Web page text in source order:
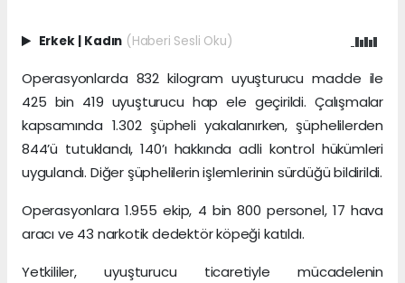
Erkek | Kadın (Haberi Sesli Oku)
Operasyonlarda 832 kilogram uyuşturucu madde ile
425 bin 419 uyuşturucu hap ele geçirildi. Çalışmalar
kapsamında 1.302 şüpheli yakalanırken, şüphelilerden
844’ü tutuklandı, 140’ı hakkında adli kontrol hükümleri
uygulandı. Diğer şüphelilerin işlemlerinin sürdüğü bildirildi.
Operasyonlara 1.955 ekip, 4 bin 800 personel, 17 hava
aracı ve 43 narkotik dedektör köpeği katıldı.
Yetkililer, uyuşturucu ticaretiyle mücadelenin